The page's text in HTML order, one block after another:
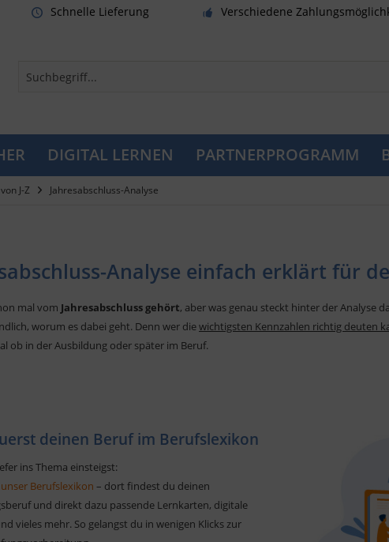
Schnelle Lieferung Verschiedene
DIGITAL LERNEN PARTNERPROGRAMM
J-Z Jahresabschluss-Analyse
Analyse einfach erklärt für
mal vom Jahresabschluss gehört, aber was genau steckt hinter der Analyse
worum es dabei geht. Denn wer diewichtigsten Kennzahlen richtig deuten
ob in der Ausbildung oder später im Beruf.
deinen Beruf im Berufslexikon
ins Thema einsteigst:
Berufslexikon – dort findest du deinen
und direkt dazu passende Lernkarten, digitale
vieles mehr. So gelangst du in wenigen Klicks zur